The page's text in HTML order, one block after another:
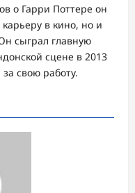
о Гарри Поттере он
в кино, но и
сыграл главную
сцене в 2013
свою работу.